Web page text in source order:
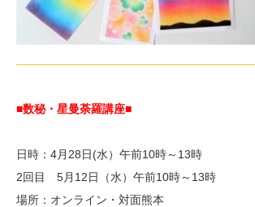
■数秘・星曼荼羅講座■
日時：4月28日(水）午前10時～13時
2回目 5月12日（水）午前10時～13時
場所：オンライン・対面熊本